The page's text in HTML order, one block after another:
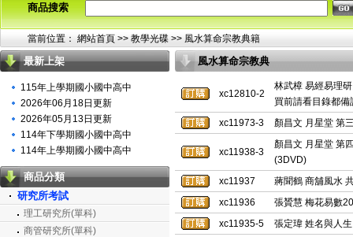
商品搜索
當前位置： 網站首頁 >> 教學光碟 >> 風水算命宗教典籍
最新上架
115年上學期國小國中高中
2026年06月18日更新
2026年05月13日更新
114年下學期國小國中高中
114年上學期國小國中高中
商品分類
研究所考試
理工研究所(單科)
商管研究所(單科)
風水算命宗教典
xc12810-2
林武樟 易經易理
買前請看目錄都備
xc11973-3
顏昌文 月星堂 第
xc11938-3
顏昌文 月星堂 第
(3DVD)
xc11937
蔣聞鶴 商舖風水
xc11936
張贇慧 梅花易數
xc11935-5
張定瑋 姓名與人